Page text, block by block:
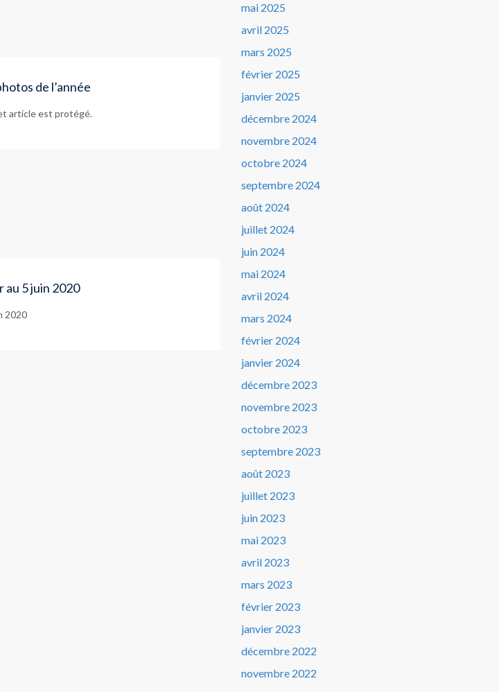
de l’année
article est protégé.
au 5 juin 2020
2020
mai 2025
avril 2025
mars 2025
février 2025
janvier 2025
décembre 2024
novembre 2024
octobre 2024
septembre 2024
août 2024
juillet 2024
juin 2024
mai 2024
avril 2024
mars 2024
février 2024
janvier 2024
décembre 2023
novembre 2023
octobre 2023
septembre 2023
août 2023
juillet 2023
juin 2023
mai 2023
avril 2023
mars 2023
février 2023
janvier 2023
décembre 2022
novembre 2022